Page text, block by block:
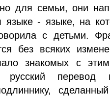
для семьи, они
языке - языке, на
с детьми.
без всяких
знакомых с
русский перевод